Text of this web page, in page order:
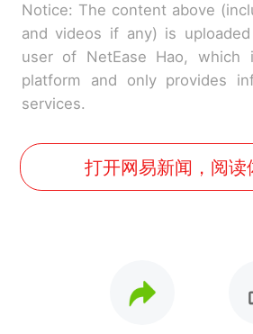
Notice: The content above
and videos if any) is
user of NetEase Hao, which
platform and only provides
services.
打开网易新闻，阅读